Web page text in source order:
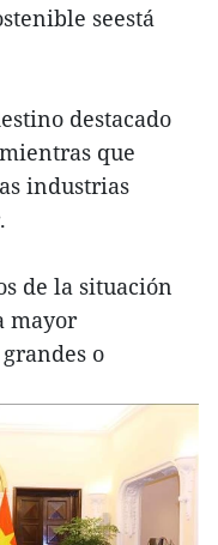
seestá
destacado
que
industrias
de la situación
mayor
o